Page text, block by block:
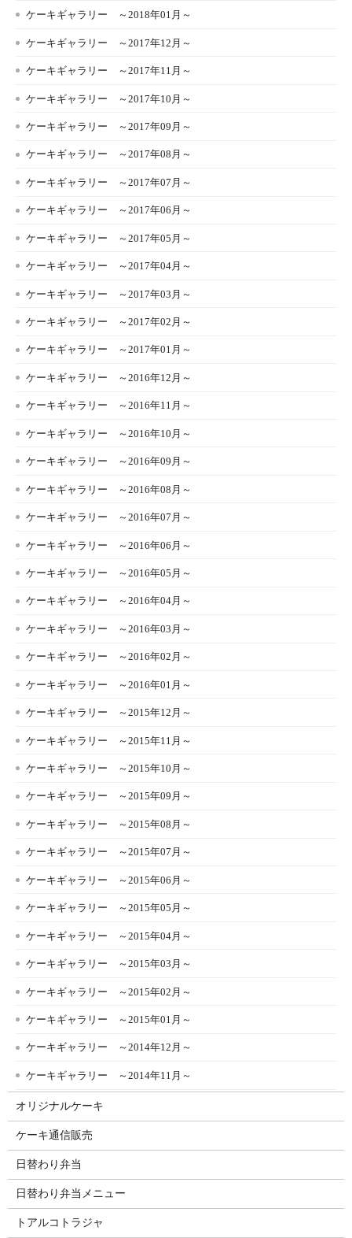
ケーキギャラリー ～2018年01月～
ケーキギャラリー ～2017年12月～
ケーキギャラリー ～2017年11月～
ケーキギャラリー ～2017年10月～
ケーキギャラリー ～2017年09月～
ケーキギャラリー ～2017年08月～
ケーキギャラリー ～2017年07月～
ケーキギャラリー ～2017年06月～
ケーキギャラリー ～2017年05月～
ケーキギャラリー ～2017年04月～
ケーキギャラリー ～2017年03月～
ケーキギャラリー ～2017年02月～
ケーキギャラリー ～2017年01月～
ケーキギャラリー ～2016年12月～
ケーキギャラリー ～2016年11月～
ケーキギャラリー ～2016年10月～
ケーキギャラリー ～2016年09月～
ケーキギャラリー ～2016年08月～
ケーキギャラリー ～2016年07月～
ケーキギャラリー ～2016年06月～
ケーキギャラリー ～2016年05月～
ケーキギャラリー ～2016年04月～
ケーキギャラリー ～2016年03月～
ケーキギャラリー ～2016年02月～
ケーキギャラリー ～2016年01月～
ケーキギャラリー ～2015年12月～
ケーキギャラリー ～2015年11月～
ケーキギャラリー ～2015年10月～
ケーキギャラリー ～2015年09月～
ケーキギャラリー ～2015年08月～
ケーキギャラリー ～2015年07月～
ケーキギャラリー ～2015年06月～
ケーキギャラリー ～2015年05月～
ケーキギャラリー ～2015年04月～
ケーキギャラリー ～2015年03月～
ケーキギャラリー ～2015年02月～
ケーキギャラリー ～2015年01月～
ケーキギャラリー ～2014年12月～
ケーキギャラリー ～2014年11月～
オリジナルケーキ
ケーキ通信販売
日替わり弁当
日替わり弁当メニュー
トアルコトラジャ